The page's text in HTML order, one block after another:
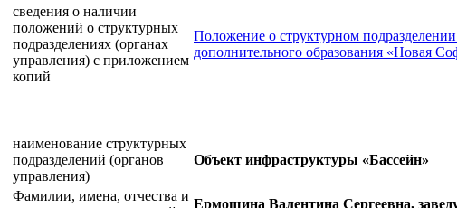
сведения о наличии
положений о структурных
подразделениях (органах
управления) с приложением
копий
Положение о структурном
дополнительного образования «Новая
наименование структурных
подразделений (органов
управления)
Объект инфраструктуры «Бассейн»
Фамилии, имена, отчества и
Ермошина Валентина Сергеевна,